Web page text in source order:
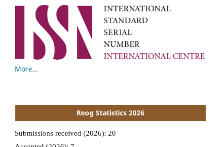
More...
Reog Statistics 2026